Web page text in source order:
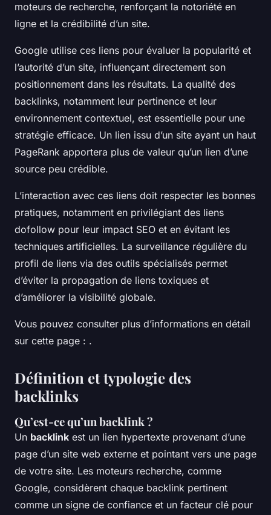
moteurs de recherche, renforçant la notoriété en
ligne et la crédibilité d’un site.
Google utilise ces liens pour évaluer la popularité et
l’autorité d’un site, influençant directement son
positionnement dans les résultats. La qualité des
backlinks, notamment leur pertinence et leur
environnement contextuel, est essentielle pour une
stratégie efficace. Un lien issu d’un site ayant un haut
PageRank apportera plus de valeur qu’un lien d’une
source peu crédible.
L’interaction avec ces liens doit respecter les bonnes
pratiques, notamment en privilégiant des liens
dofollow pour leur impact SEO et en évitant les
techniques artificielles. La surveillance régulière du
profil de liens via des outils spécialisés permet
d’éviter la propagation de liens toxiques et
d’améliorer la visibilité globale.
Vous pouvez consulter plus d’informations en détail
sur cette page : .
Définition et typologie des
backlinks
Qu’est-ce qu’un backlink ?
Un backlink est un lien hypertexte provenant d’une
page d’un site web externe et pointant vers une page
de votre site. Les moteurs recherche, comme
Google, considèrent chaque backlink pertinent
comme un signe de confiance et un facteur clé pour